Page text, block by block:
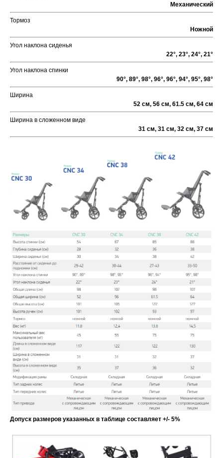
Механический
Тормоз
Ножной
Угол наклона сиденья
22°, 23°, 24°, 21°
Угол наклона спинки
90°, 89°, 98°, 96°, 96°, 94°, 95°, 98°
Ширина
52 см, 56 см, 61.5 см, 64 см
Ширина в сложенном виде
31 см, 31 см, 32 см, 37 см
Допуск размеров указанных в таблице составляет +/- 5%